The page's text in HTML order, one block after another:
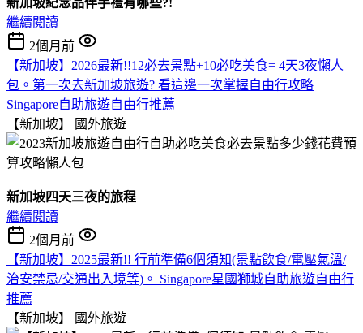
繼續閱讀
2個月前
【新加坡】2026最新!!12必去景點+10必吃美食= 4天3夜懶人
包。第一次去新加坡旅遊? 看這邊一次掌握自由行攻略
Singapore自助旅遊自由行推薦
【新加坡】
國外旅遊
新加坡四天三夜的旅程
繼續閱讀
2個月前
【新加坡】2025最新!! 行前準備6個須知(景點飲食/電壓氣溫/
治安禁忌/交通出入境等)。 Singapore星國獅城自助旅遊自由行
推薦
【新加坡】
國外旅遊